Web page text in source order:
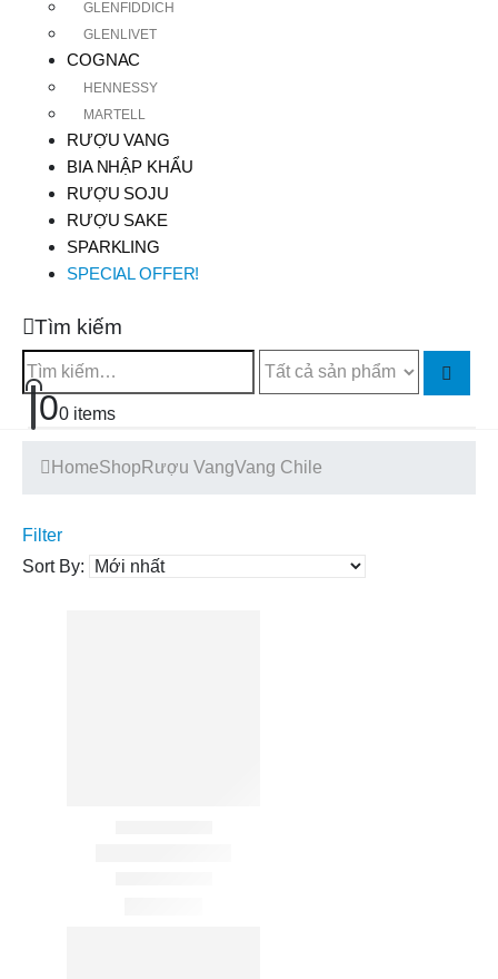
GLENFIDDICH
GLENLIVET
COGNAC
HENNESSY
MARTELL
RƯỢU VANG
BIA NHẬP KHẨU
RƯỢU SOJU
RƯỢU SAKE
SPARKLING
SPECIAL OFFER!
Tìm kiếm
00 items
HomeShop Rượu VangVang Chile
Filter
Sort By: